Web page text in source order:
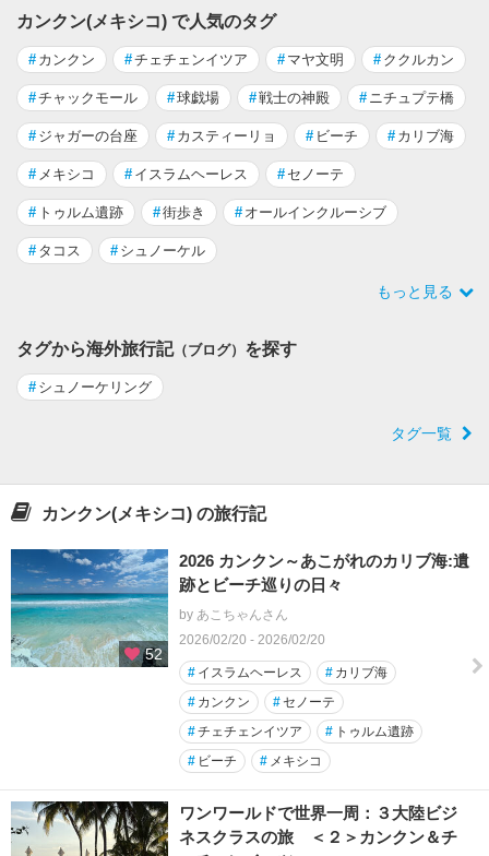
カンクン(メキシコ) で人気のタグ
# カンクン #チェチェンイツア # マヤ文明 # ククルカン
#チャックモール #球戯場 #戦士の神殿 # ニチュプテ橋
# ジャガーの台座 # カスティーリョ # ビーチ # カリブ海
# メキシコ # イスラムヘーレス # セノーテ
# トゥルム遺跡 #街歩き # オールインクルーシブ
# タコス # シュノーケル
もっと見る
タグから海外旅行記（ブログ） を探す
# シュノーケリング
タグ一覧
カンクン(メキシコ) の旅行記
52
2026 カンクン～あこがれのカリブ海:遺
跡とビーチ巡りの日々
by あこちゃんさん
2026/02/20 - 2026/02/20
# イスラムヘーレス # カリブ海
# カンクン #セノーテ
#チェチェンイツア # トゥルム遺跡
# ビーチ # メキシコ
ワンワールドで世界一周：３大陸ビジ
ネスクラスの旅 ＜２＞カンクン＆チ